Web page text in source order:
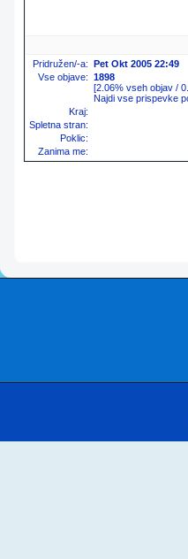
Pridružen/-a: Pet Okt 2005 22:49
Vse objave: 1898
[2.06% vseh objav /
Najdi vse prispevke
Kraj:
Spletna stran:
Poklic:
Zanima me: